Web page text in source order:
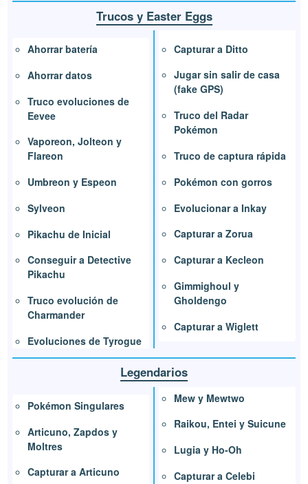
Trucos y Easter Eggs
Ahorrar batería
Ahorrar datos
Truco evoluciones de
Eevee
Vaporeon, Jolteon y
Flareon
Umbreon y Espeon
Sylveon
Pikachu de Inicial
Conseguir a Detective
Pikachu
Truco evolución de
Charmander
Evoluciones de Tyrogue
Capturar a Ditto
Jugar sin salir de casa
(fake GPS)
Truco del Radar
Pokémon
Truco de captura rápida
Pokémon con gorros
Evolucionar a Inkay
Capturar a Zorua
Capturar a Kecleon
Gimmighoul y
Gholdengo
Capturar a Wiglett
Legendarios
Pokémon Singulares
Articuno, Zapdos y
Moltres
Capturar a Articuno
Mew y Mewtwo
Raikou, Entei y Suicune
Lugia y Ho-Oh
Capturar a Celebi